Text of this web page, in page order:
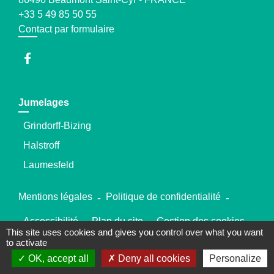
+33 5 49 85 50 55
Contact par formulaire
Jumelages
Grindorff-Bizing
Halstroff
Laumesfeld
Mentions légales - Politique de confidentialité -
Accessibilité - Plan du site - Gestion des cookies
Site créé en partenariat avec Réseau des Communes
This site uses cookies and gives you control over what you want
to activate
OK, accept all
Deny all cookies Personalize